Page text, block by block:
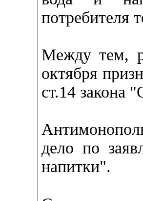
потребителя
Между тем,
октября
ст.14 закона
дело по
напитки".